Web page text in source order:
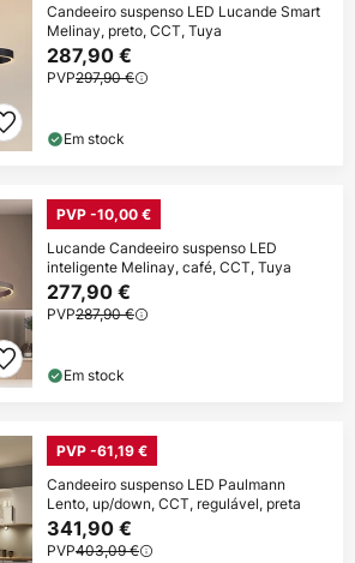
Candeeiro suspenso LED Lucande Smart
Melinay, preto, CCT, Tuya
287,90 €
PVP297,90 €
Em stock
PVP -10,00 €
Lucande Candeeiro suspenso LED
inteligente Melinay, café, CCT, Tuya
277,90 €
PVP287,90 €
Em stock
PVP -61,19 €
Candeeiro suspenso LED Paulmann
Lento, up/down, CCT, regulável, preta
341,90 €
PVP403,09 €